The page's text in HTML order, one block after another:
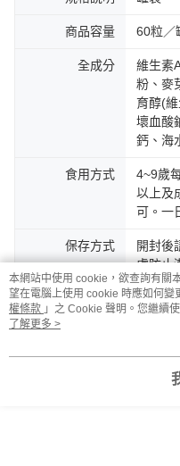
商品容量 60粒／
全成分
維生素
粉、麥
育醇(
壞血酸
鈣、海
食用方式
4~9歲
以上及
可。一
保存方式
開封後
處防止
品質。
保存期限 兩年
自然
本網站中使用 cookie，欲查詢有關
望在電腦上使用 cookie 時應如何變
權條款 」之 Cookie 聲明。您繼續
用條款之 Cookie 聲明使用 cookie。
了解更多 >